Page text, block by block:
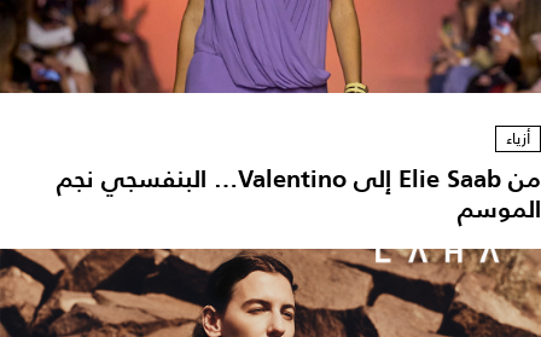
أزياء
من Elie Saab إلى Valentino… البنفسجي نجم